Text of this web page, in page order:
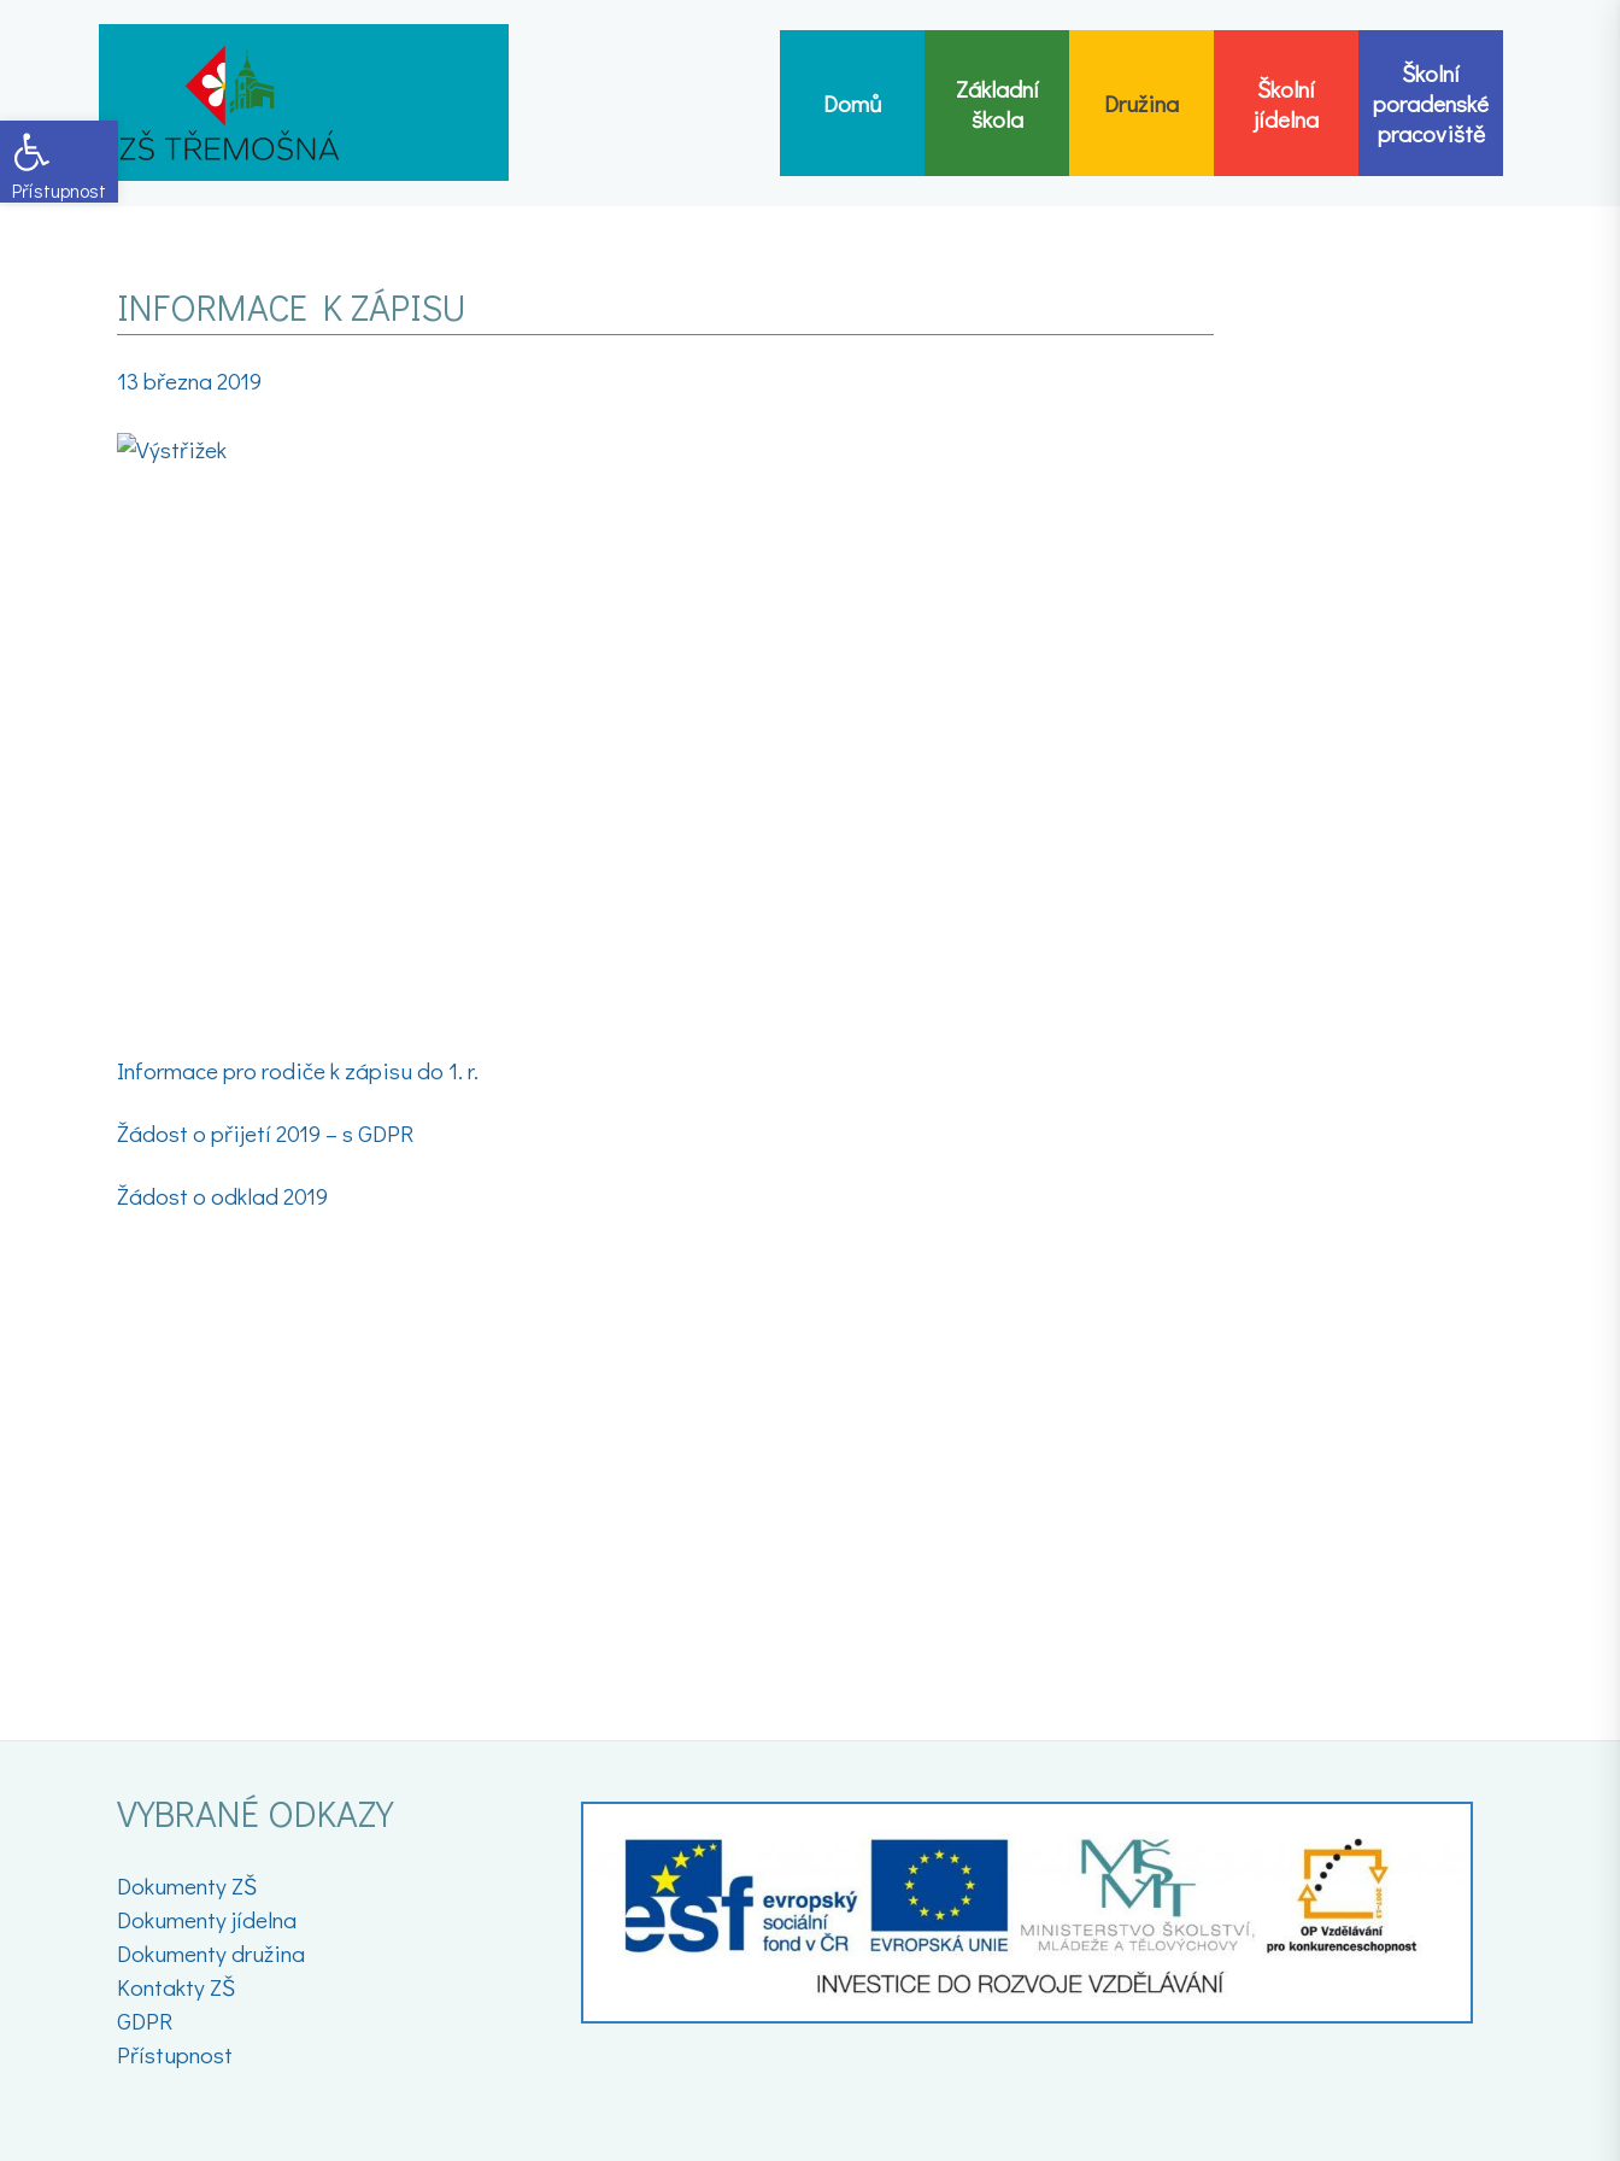
Open toolbar
Domů
Základní
škola
Družina
Školní
jídelna
Školní
poradenské
pracoviště
INFORMACE K ZÁPISU
13 března 2019
Informace pro rodiče k zápisu do 1. r.
Žádost o přijetí 2019 – s GDPR
Žádost o odklad 2019
VYBRANÉ ODKAZY
Dokumenty ZŠ
Dokumenty jídelna
Dokumenty družina
Kontakty ZŠ
GDPR
Přístupnost